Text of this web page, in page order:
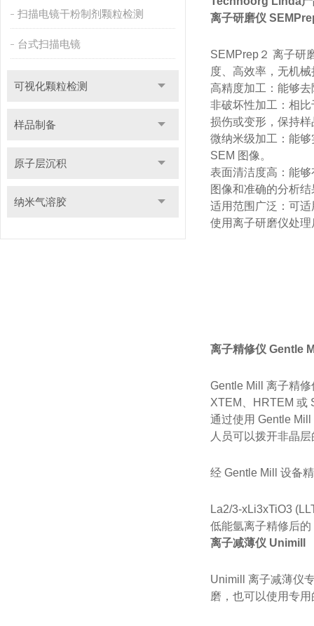
扫描电镜干粉制剂颗粒检测
台式扫描电镜
可视化颗粒检测
样品制备
原子层沉积
纳米气溶胶
离子研磨仪
SEMPrep２ 离子研
度、高效率，无机
高精度加工：能够
非破坏性加工：相
损伤或变形，保持
微纳米级加工：能
SEM 图像。
表面清洁度高：能
图像和准确的分析结
适用范围广泛：可
使用离子研磨仪处
离子精修仪 Gentle
Gentle Mill 离子精
XTEM、HRTEM 或
通过使用 Gentle
人员可以拨开非晶
经 Gentle Mill 设备
La2/3-xLi3xTiO3
低能氩离子精修后
离子减薄仪 Unimill
Unimill 离子减薄仪
磨，也可以使用专